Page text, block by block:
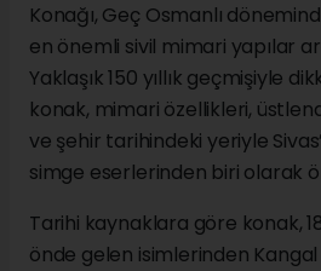
Konağı, Geç Osmanlı
en önemli sivil mimari yapılar
Yaklaşık 150 yıllık geçmişiyle
konak, mimari özellikleri,
ve şehir tarihindeki yeriyle
simge eserlerinden biri olarak
Tarihi kaynaklara göre konak,
önde gelen isimlerinden